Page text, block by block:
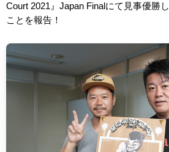
Court 2021』Japan Finalにて見事優勝
ことを報告！